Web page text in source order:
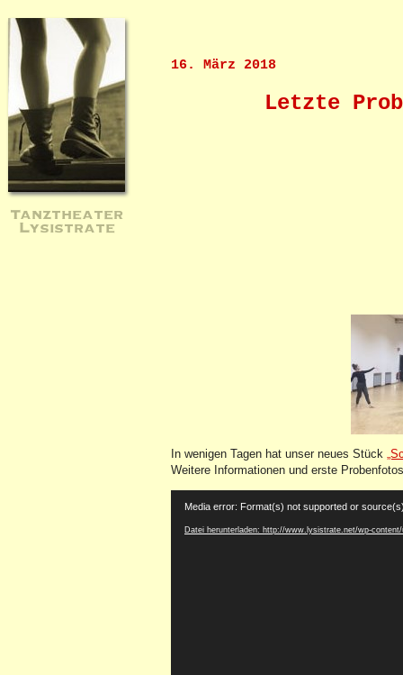
Tanztheater
Lysistrate
16. März 2018
Letzte
In wenigen Tagen hat unser neues Stück
Weitere Informationen und erste
Player
Media error: Format(s) not supported or
Datei herunterladen: http://www.lysistrate.net/wp-